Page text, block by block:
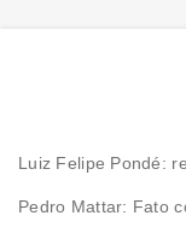
Luiz Felipe Pondé:
Pedro Mattar: Fato